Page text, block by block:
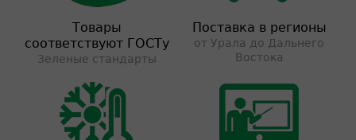
Товары
соответствуют ГОСТу
Зеленые стандарты
Поставка в регионы
от Урала до Дальнего
Востока